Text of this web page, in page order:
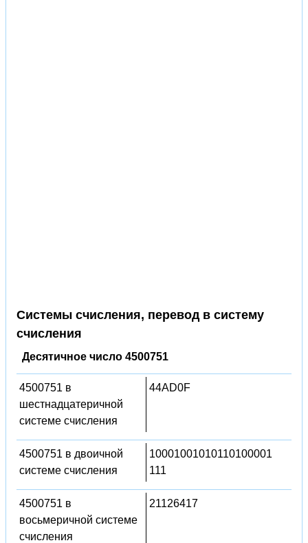
Системы счисления, перевод в систему
счисления
Десятичное число 4500751
4500751 в
шестнадцатеричной
системе счисления
44AD0F
4500751 в двоичной
системе счисления
10001001010110100001
111
4500751 в
восьмеричной системе
счисления
21126417